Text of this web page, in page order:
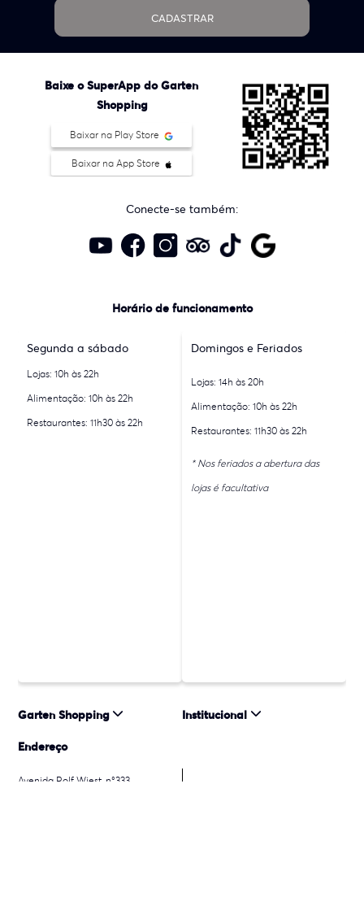
CADASTRAR
Baixe o SuperApp do Garten
Shopping
Baixar na Play Store
Baixar na App Store
Conecte-se também:
Horário de funcionamento
Segunda a sábado
Lojas: 10h às 22h
Alimentação: 10h às 22h
Restaurantes: 11h30 às 22h
Domingos e Feriados
Lojas: 14h às 20h
Alimentação: 10h às 22h
Restaurantes: 11h30 às 22h
* Nos feriados a abertura das
lojas é facultativa
Garten Shopping Institucional
Endereço
Avenida Rolf Wiest, n°333